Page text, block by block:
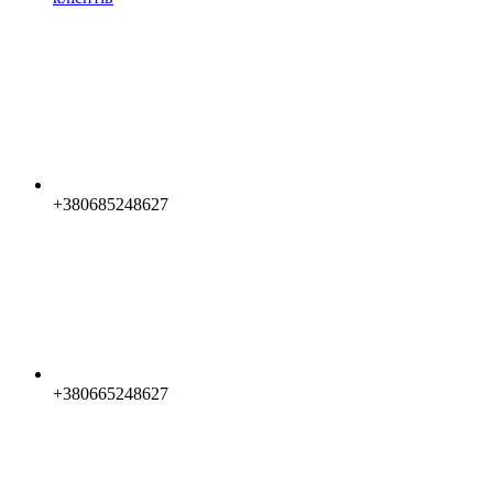
+380685248627
+380665248627